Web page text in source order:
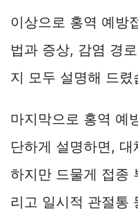
이상으로 홍역 예방
법과 증상, 감염 경
지 모두 설명해 드렸
마지막으로 홍역 예
단하게 설명하면,
하지만 드물게 접종
리고 일시적 관절통